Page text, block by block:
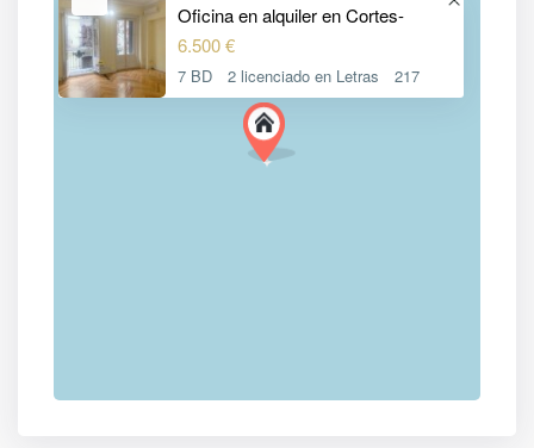
Oficina en alquiler en Cortes-
6.500 €
7 BD 2 licenciado en Letras 217